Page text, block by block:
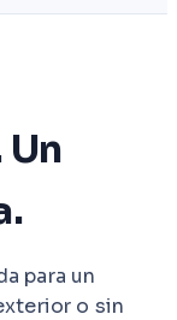
para un
o sin